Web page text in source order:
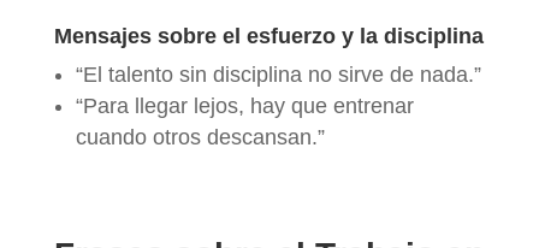
Mensajes sobre el esfuerzo y la disciplina
“El talento sin disciplina no sirve de nada.”
“Para llegar lejos, hay que entrenar
cuando otros descansan.”